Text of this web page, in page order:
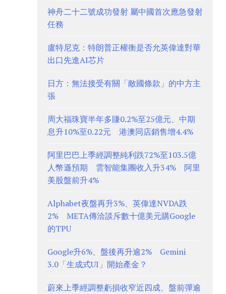
神舟二十二號成功發射 屬中國首次應急發射
任務
盧特尼克：特朗普正權衡是否允英偉達對華
出口先進AI芯片
日方：無法接受有關「敵國條款」的中方主
張
周大福珠寶半年多賺0.2%至25億元、中期
息升10%至0.22元 港澳同店銷售增4.4%
阿里巴巴上季經調整純利跌72%至103.5億
人幣遜預期 雲智能集團收入升34% 阿里
美股盤前升4%
Alphabet夜盤再升3%、英偉達NVDA跌
2% META傳洽談斥數十億美元購Google
的TPU
Google升6%、盤後再升逾2% Gemini
3.0「生成式UI」開始產金？
蔚來上季經調整虧損收窄近四成、盤前彈逾